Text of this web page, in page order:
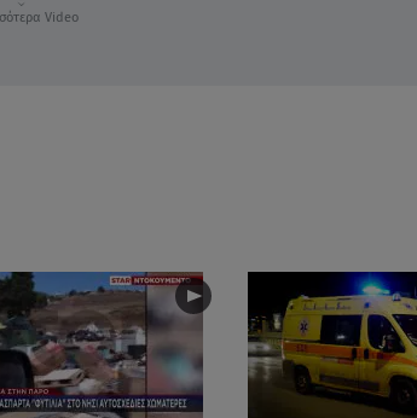
Video